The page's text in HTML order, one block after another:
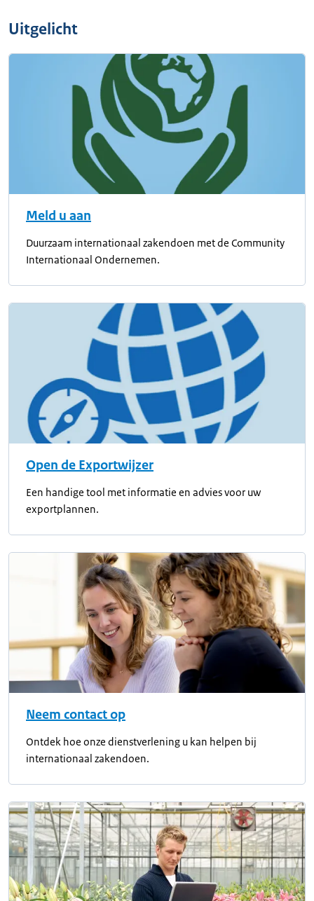
Uitgelicht
Meld u aan
Duurzaam internationaal zakendoen met de Community
Internationaal Ondernemen.
Open de Exportwijzer
Een handige tool met informatie en advies voor uw
exportplannen.
Neem contact op
Ontdek hoe onze dienstverlening u kan helpen bij
internationaal zakendoen.